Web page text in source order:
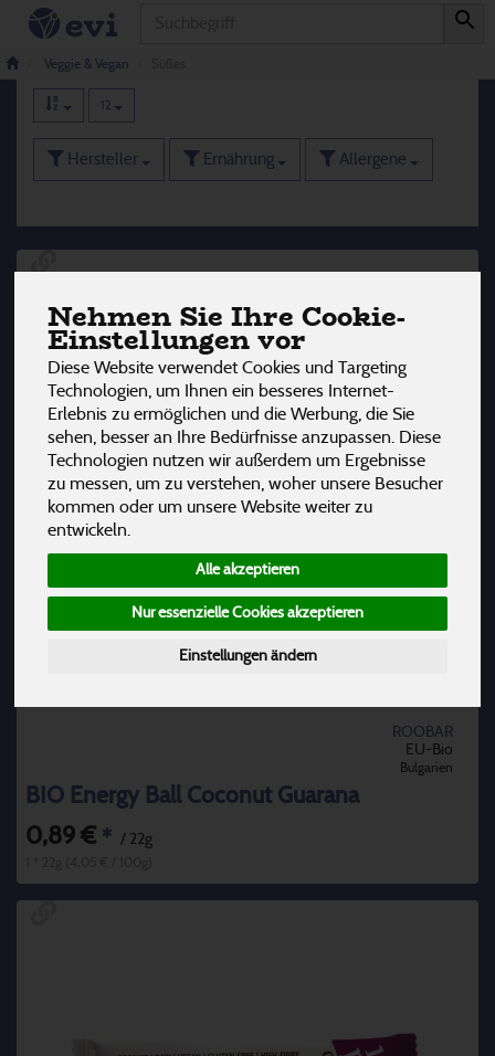
Nehmen Sie Ihre Cookie-
Einstellungen vor
Diese Website verwendet Cookies und Targeting
Technologien, um Ihnen ein besseres Internet-
Erlebnis zu ermöglichen und die Werbung, die Sie
sehen, besser an Ihre Bedürfnisse anzupassen. Diese
Technologien nutzen wir außerdem um Ergebnisse
zu messen, um zu verstehen, woher unsere Besucher
kommen oder um unsere Website weiter zu
entwickeln.
Alle akzeptieren
Nur essenzielle Cookies akzeptieren
Einstellungen ändern
Veggie & Vegan
Süßes
12
Hersteller Ernährung Allergene
ROOBAR
EU-Bio
Bulgarien
BIO Energy Ball Coconut Guarana
0,89 € * / 22g